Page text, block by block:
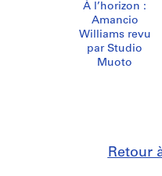
À l’horizon :
Amancio
Williams revu
par Studio
Muoto
Retour